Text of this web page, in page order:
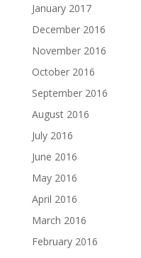
January 2017
December 2016
November 2016
October 2016
September 2016
August 2016
July 2016
June 2016
May 2016
April 2016
March 2016
February 2016